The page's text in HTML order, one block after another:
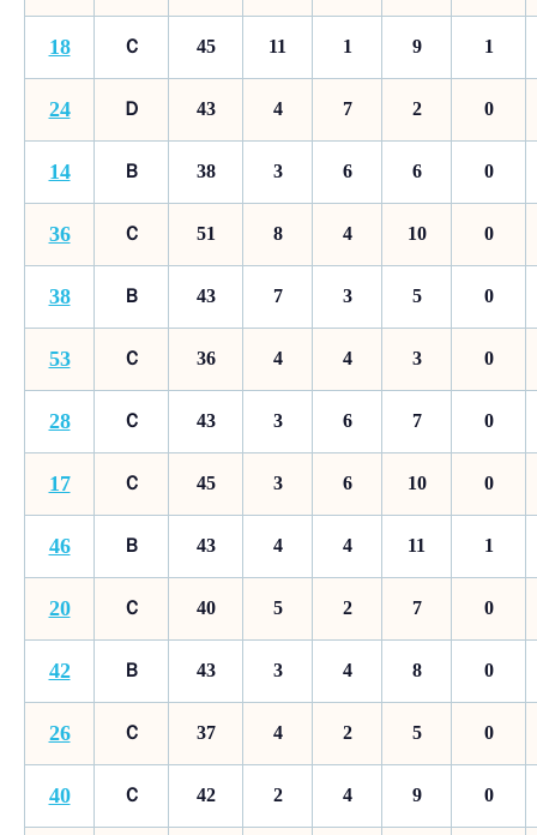
18 Ｃ 45 11 1 9 1
24 Ｄ 43 4 7 2 0
14 Ｂ 38 3 6 6 0
36 Ｃ 51 8 4 10 0
38 Ｂ 43 7 3 5 0
53 Ｃ 36 4 4 3 0
28 Ｃ 43 3 6 7 0
17 Ｃ 45 3 6 10 0
46 Ｂ 43 4 4 11 1
20 Ｃ 40 5 2 7 0
42 Ｂ 43 3 4 8 0
26 Ｃ 37 4 2 5 0
40 Ｃ 42 2 4 9 0